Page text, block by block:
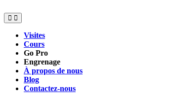
au
contenu
Visites
Cours
Go Pro
Engrenage
À propos de nous
Blog
Contactez-nous